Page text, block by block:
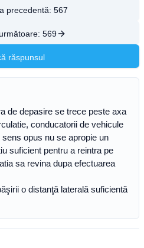
precedentă: 567
569
răspunsul
de depasire se trece peste axa
conducatorii de vehicule
opus nu se apropie un
suficient pentru a reintra pe
sa revina dupa efectuarea
o distanţă laterală suficientă